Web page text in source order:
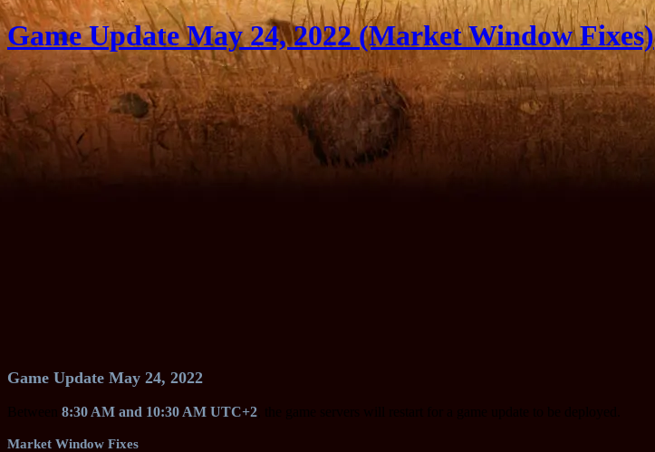
Game Update May 24, 2022 (Market Window Fixes)
Game Update May 24, 2022
8:30 AM and 10:30 AM UTC+2
Market Window Fixes